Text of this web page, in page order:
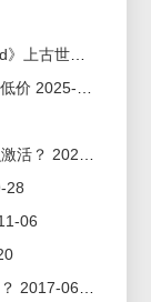
28
06